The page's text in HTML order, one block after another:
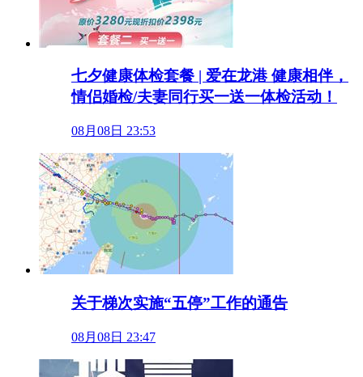
七夕健康体检套餐 | 爱在龙港 健康相伴，
情侣婚检/夫妻同行买一送一体检活动！
08月08日 23:53
关于梯次实施“五停”工作的通告
08月08日 23:47